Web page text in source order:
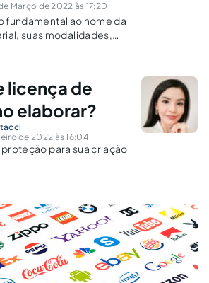
Março de 2022 às 17:20
fundamental ao nome da
nos elementos de
licença de
elaborar?
de 2022 às 16:04
para sua criação